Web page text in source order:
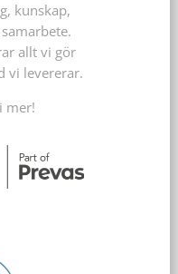
kunskap,
allt vi gör
vi levererar.
mer!